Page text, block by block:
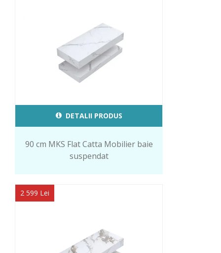
DETALII PRODUS
90 cm MKS Flat Catta Mobilier baie
suspendat
2 599 Lei